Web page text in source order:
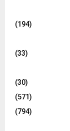
(194)
(33)
(30)
(571)
(794)